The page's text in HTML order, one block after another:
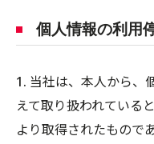
個人情報の利用
1. 当社は、本人から、
えて取り扱われている
より取得されたもので